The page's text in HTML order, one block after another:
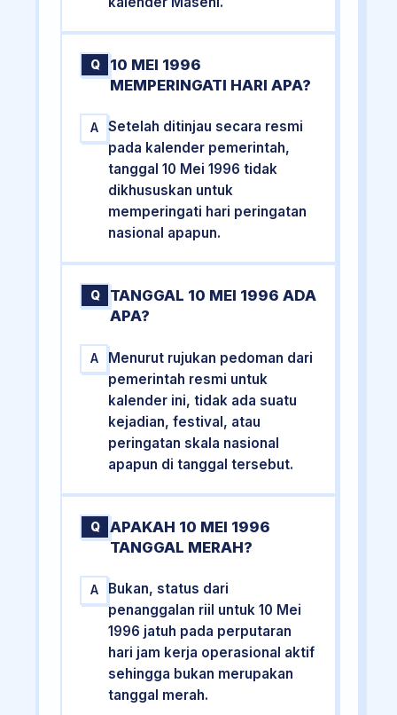
Q
10 MEI 1996
MEMPERINGATI HARI APA?
A
Setelah ditinjau secara resmi
pada kalender pemerintah,
tanggal 10 Mei 1996 tidak
dikhususkan untuk
memperingati hari peringatan
nasional apapun.
Q
TANGGAL 10 MEI 1996 ADA
APA?
A
Menurut rujukan pedoman dari
pemerintah resmi untuk
kalender ini, tidak ada suatu
kejadian, festival, atau
peringatan skala nasional
apapun di tanggal tersebut.
Q
APAKAH 10 MEI 1996
TANGGAL MERAH?
A
Bukan, status dari
penanggalan riil untuk 10 Mei
1996 jatuh pada perputaran
hari jam kerja operasional aktif
sehingga bukan merupakan
tanggal merah.